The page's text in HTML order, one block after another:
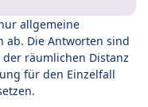
allgemeine
ab. Die Antworten sind
räumlichen Distanz
für den Einzelfall